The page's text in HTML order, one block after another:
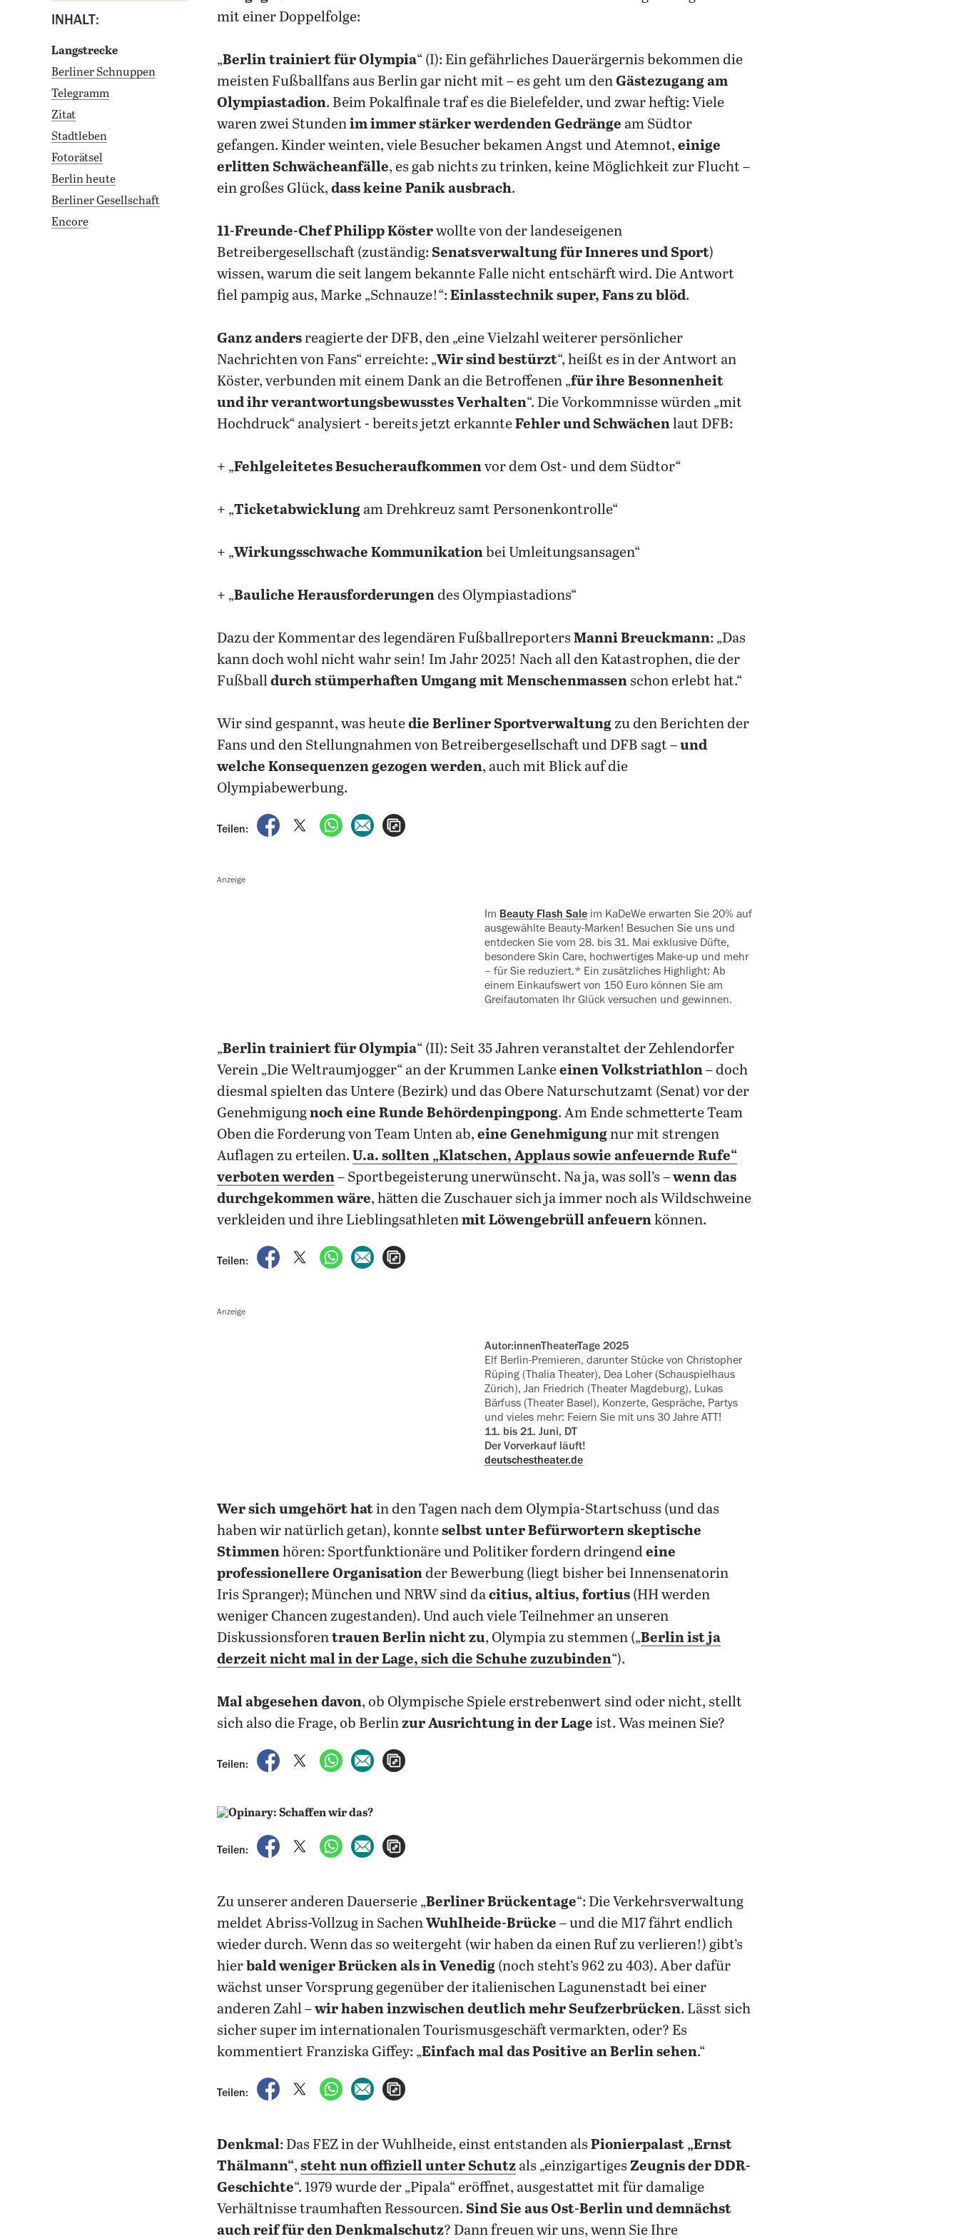
INHALT:
Langstrecke
Berliner Schnuppen
Telegramm
Zitat
Stadtleben
Fotorätsel
Berlin heute
Berliner Gesellschaft
Encore
mit einer Doppelfolge:
„Berlin trainiert für Olympia“ (I): Ein gefährliches Dauerärgernis bekommen die
meisten Fußballfans aus Berlin gar nicht mit – es geht um denGästezugang am
Olympiastadion. Beim Pokalfinale traf es die Bielefelder, und zwar heftig: Viele
waren zwei Stundenim immer stärker werdenden Gedränge am Südtor
gefangen. Kinder weinten, viele Besucher bekamen Angst und Atemnot,einige
erlitten Schwächeanfälle, es gab nichts zu trinken, keine Möglichkeit zur Flucht –
ein großes Glück,dass keine Panik ausbrach.
11-Freunde-Chef Philipp Kösterwollte von der landeseigenen
Betreibergesellschaft (zuständig: Senatsverwaltung für Inneres und Sport)
wissen, warum die seit langem bekannte Falle nicht entschärft wird. Die Antwort
fiel pampig aus, Marke „Schnauze!“:Einlasstechnik super, Fans zu blöd.
Ganz andersreagierte der DFB, den „eine Vielzahl weiterer persönlicher
Nachrichten von Fans“ erreichte: „Wir sind bestürzt“, heißt es in der Antwort an
Köster, verbunden mit einem Dank an die Betroffenen „für ihre Besonnenheit
undihr verantwortungsbewusstes Verhalten“. Die Vorkommnisse würden „mit
Hochdruck“ analysiert - bereits jetzt erkannteFehler und Schwächenlaut DFB:
+ „Fehlgeleitetes Besucheraufkommenvor dem Ost- und dem Südtor“
+ „Ticketabwicklung am Drehkreuz samt Personenkontrolle“
+ „Wirkungsschwache Kommunikation bei Umleitungsansagen“
+ „Bauliche Herausforderungendes Olympiastadions“
Dazu der Kommentar des legendären FußballreportersManni Breuckmann: „Das
kann doch wohl nicht wahr sein! Im Jahr 2025! Nach all den Katastrophen, die der
Fußballdurch stümperhaften Umgang mit Menschenmassen schon erlebt hat.“
Wir sind gespannt, was heutedie Berliner Sportverwaltung zu den Berichten der
Fans und den Stellungnahmen von Betreibergesellschaft und DFB sagt – und
welche Konsequenzen gezogen werden, auch mit Blick auf die
Olympiabewerbung.
Teilen:
auf Facebook teilen
auf X teilenper WhatsApp teilen
per E-Mail teilen
Anzeige
Im Beauty Flash Sale im KaDeWe ‍erwarten Sie 20% auf
ausgewählte ‍Beauty-Marken! Besuchen Sie uns und
entdecken Sie vom 28. bis 31. Mai ‍exklusive Düfte,
besondere Skin Care, hochwertiges Make-up und mehr
– für Sie reduziert.* Ein zusätzliches Highlight: Ab
einem Einkaufswert von 150 Euro können Sie am
Greifautomaten Ihr Glück versuchen und gewinnen.
„ Berlin trainiert für Olympia“ (II): Seit 35 Jahren veranstaltet der Zehlendorfer
Verein „Die Weltraumjogger“ an der Krummen Lankeeinen Volkstriathlon– doch
diesmal spielten das Untere (Bezirk) und das Obere Naturschutzamt (Senat) vor der
Genehmigungnoch eine Runde Behördenpingpong. Am Ende schmetterte Team
Oben die Forderung von Team Unten ab,eine Genehmigung nur mit strengen
Auflagen zu erteilen. U.a. sollten „Klatschen, Applaus sowie anfeuernde Rufe“
verboten werden– Sportbegeisterung unerwünscht. Na ja, was soll’s –wenn das
durchgekommen wäre, hätten die Zuschauer sich ja immer noch als Wildschweine
verkleiden und ihre Lieblingsathletenmit Löwengebrüll anfeuernkönnen.
Teilen:
auf Facebook teilen
auf X teilenper WhatsApp teilen
per E-Mail teilen
Anzeige
Autor:innenTheaterTage 2025
Elf Berlin-Premieren, darunter Stücke von Christopher
Rüping (Thalia ‍Theater), Dea Loher (Schauspielhaus
Zürich), Jan Friedrich (Theater ‍Magdeburg), Lukas
Bärfuss (Theater Basel), Konzerte, Gespräche, Partys
und vieles mehr: Feiern Sie mit uns 30 Jahre ATT!
11. bis 21. Juni, DT
Der Vorverkauf läuft!
deutschestheater.de
Wer sich umgehört hatin den Tagen nach dem Olympia-Startschuss (und das
haben wir natürlich getan), konnteselbst unter Befürwortern skeptische
Stimmenhören: Sportfunktionäre und Politiker fordern dringendeine
professionellere Organisationder Bewerbung (liegt bisher bei Innensenatorin
Iris Spranger); München und NRW sind dacitius, altius, fortius (HH werden
weniger Chancen zugestanden). Und auch viele Teilnehmer an unseren
Diskussionsforentrauen Berlin nicht zu, Olympia zu stemmen („Berlin ist ja
derzeit nicht mal in der Lage, sichdie Schuhe zuzubinden“).
Mal abgesehen davon, ob Olympische Spiele erstrebenwert sind oder nicht, stellt
sich also die Frage, ob Berlinzur Ausrichtung in der Lage ist. Was meinen Sie?
Teilen:
auf Facebook teilen
auf X teilenper WhatsApp teilen
per E-Mail teilen
Teilen:
auf Facebook teilen
auf X teilenper WhatsApp teilen
per E-Mail teilen
Zu unserer anderen Dauerserie „Berliner Brückentage“: Die Verkehrsverwaltung
meldet Abriss-Vollzug in SachenWuhlheide-Brücke – und die M17 fährt endlich
wieder durch. Wenn das so weitergeht (wir haben da einen Ruf zu verlieren!) gibt’s
hierbald weniger Brücken als in Venedig (noch steht’s 962 zu 403). Aber dafür
wächst unser Vorsprung gegenüber der italienischen Lagunenstadt bei einer
anderen Zahl –wir haben inzwischen deutlich mehr Seufzerbrücken. Lässt sich
sicher super im internationalen Tourismusgeschäft vermarkten, oder? Es
kommentiert Franziska Giffey: „Einfach mal das Positive an Berlin sehen.“
Teilen:
auf Facebook teilen
auf X teilenper WhatsApp teilen
per E-Mail teilen
Denkmal: Das FEZ in der Wuhlheide, einst entstanden alsPionierpalast „Ernst
Thälmann“,steht nun offiziell unter Schutz als „einzigartigesZeugnis der DDR-
Geschichte“. 1979 wurde der „Pipala“ eröffnet, ausgestattet mit für damalige
Verhältnisse traumhaften Ressourcen. Sind Sie aus Ost-Berlin und demnächst
auch reif für den Denkmalschutz? Dann freuen wir uns, wenn Sie Ihre